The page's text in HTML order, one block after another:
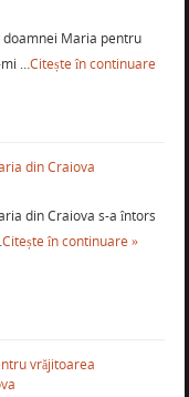
Maria pentru
…Citește în continuare
din Craiova
din Craiova s-a întors
Citește în continuare »
vrăjitoarea